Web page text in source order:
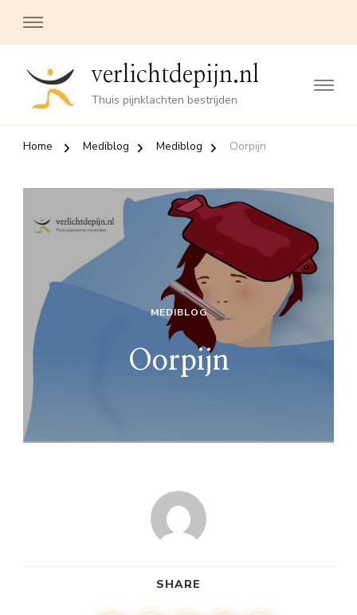
verlichtdepijn.nl
Thuis pijnklachten bestrijden
Home Mediblog Mediblog Oorpijn
MEDIBLOG
Oorpijn
SHARE